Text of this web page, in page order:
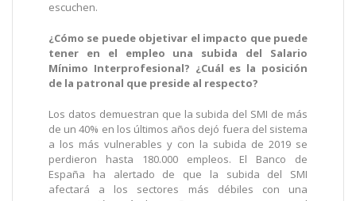
escuchen.
¿Cómo se puede objetivar el impacto que puede
tener en el empleo una subida del Salario
Mínimo Interprofesional? ¿Cuál es la posición
de la patronal que preside al respecto?
Los datos demuestran que la subida del SMI de más
de un 40% en los últimos años dejó fuera del sistema
a los más vulnerables y con la subida de 2019 se
perdieron hasta 180.000 empleos. El Banco de
España ha alertado de que la subida del SMI
afectará a los sectores más débiles con una